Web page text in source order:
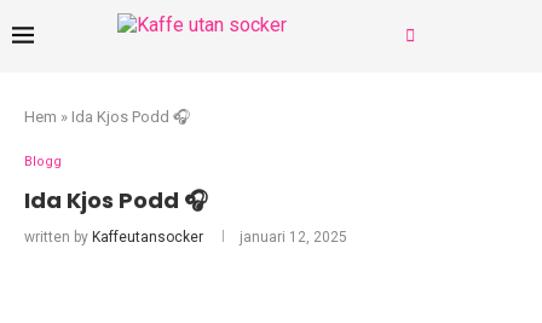
Hem » Ida Kjos Podd 🎧
Blogg
Ida Kjos Podd 🎧
written by Kaffeutansocker januari 12, 2025